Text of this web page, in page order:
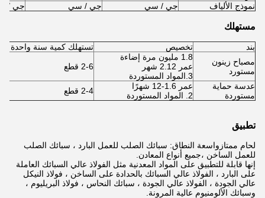
نموذج الألياف
جي / سي جي / سي جي /
مستهلك
بند تخصيص تستهلك كمية سنة واحدة
مصباح زينون
مستورد
1.8 مليون مرة إضاءة
عمر 2.12 شهر
3.المواد المستوردة
2-6 قطع
عدسة حماية
مستوردة
عمر 1.6-12 شهرًا
2. المواد المستوردة
2-4 قطع
تطبيق
لحام ممتاز واسعة النطاق: سبائك الصلب للعمل البارد ، سبائك الصلب
للعمل الساخن ،جميع أنواع المعادن.
إنها قابلة للتطبيق على المواد المعدنية مثل الفولاذ عالي السبائك العاملة
على البارد ، الفولاذ عالي السبائك بالحدادة على الساخن ، فولاذ النيكل
عالي الجودة ، الفولاذ عالي الجودة ، سبائك النحاس ، فولاذ البريليوم ،
وسبائك الألومنيوم عالية المرونة.